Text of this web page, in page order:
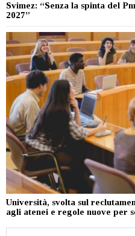
Svimez: “Senza la spinta del
2027”
Università, svolta sul
agli atenei e regole nuove per